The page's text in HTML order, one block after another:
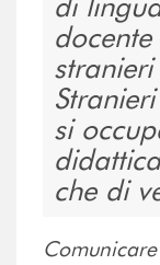
si
che di